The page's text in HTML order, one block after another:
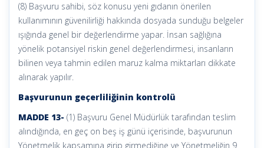
(8) Başvuru sahibi, söz konusu yeni gıdanın önerilen
kullanımının güvenilirliği hakkında dosyada sunduğu belgeler
ışığında genel bir değerlendirme yapar. İnsan sağlığına
yönelik potansiyel riskin genel değerlendirmesi, insanların
bilinen veya tahmin edilen maruz kalma miktarları dikkate
alınarak yapılır.
Başvurunun geçerliliğinin kontrolü
MADDE 13- (1) Başvuru Genel Müdürlük tarafından teslim
alındığında, en geç on beş iş günü içerisinde, başvurunun
Yönetmelik kapsamına girip girmediğine ve Yönetmeliğin 9